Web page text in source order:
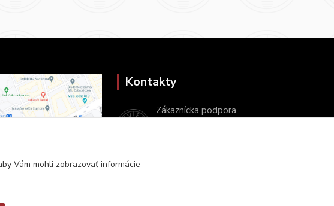
Kontakty
Zákaznícka podpora
ukveda@uniba.sk
Vám mohli zobrazovať informácie